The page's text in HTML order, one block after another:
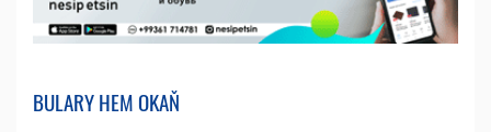
BULARY HEM OKAŇ